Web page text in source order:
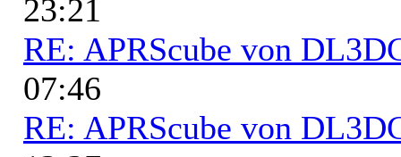
23:21
RE: APRScube von
07:46
RE: APRScube von